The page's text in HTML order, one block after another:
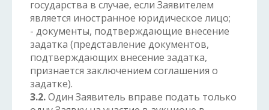
государства в случае, если Заявителем
является иностранное юридическое лицо;
- документы, подтверждающие внесение
задатка (представление документов,
подтверждающих внесение задатка,
признается заключением соглашения о
задатке).
3.2.Один Заявитель вправе подать только